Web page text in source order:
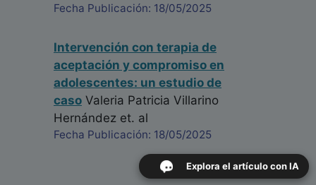
Fecha Publicación: 18/05/2025
Intervención con terapia de
aceptación y compromiso en
adolescentes: un estudio de
caso Valeria Patricia Villarino
Hernández et. al
Fecha Publicación: 18/05/2025
Explora el artículo con IA